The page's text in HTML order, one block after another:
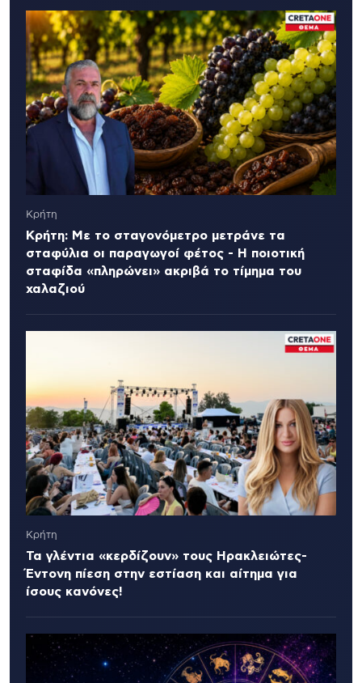
Κρήτη
Κρήτη: Με το σταγονόμετρο μετράνε τα
σταφύλια οι παραγωγοί φέτος - Η ποιοτική
σταφίδα «πληρώνει» ακριβά το τίμημα του
χαλαζιού
Κρήτη
Τα γλέντια «κερδίζουν» τους Ηρακλειώτες-
Έντονη πίεση στην εστίαση και αίτημα για
ίσους κανόνες!